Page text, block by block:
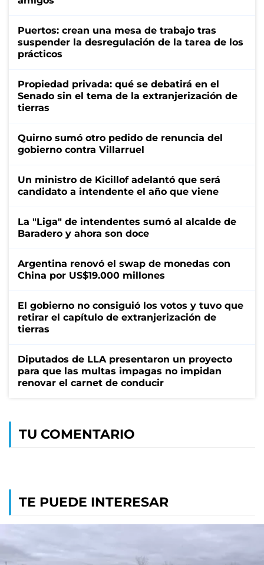
Puertos: crean una mesa de trabajo tras
suspender la desregulación de la tarea de los
prácticos
Propiedad privada: qué se debatirá en el
Senado sin el tema de la extranjerización de
tierras
Quirno sumó otro pedido de renuncia del
gobierno contra Villarruel
Un ministro de Kicillof adelantó que será
candidato a intendente el año que viene
La "Liga" de intendentes sumó al alcalde de
Baradero y ahora son doce
Argentina renovó el swap de monedas con
China por US$19.000 millones
El gobierno no consiguió los votos y tuvo que
retirar el capítulo de extranjerización de
tierras
Diputados de LLA presentaron un proyecto
para que las multas impagas no impidan
renovar el carnet de conducir
TU COMENTARIO
TE PUEDE INTERESAR